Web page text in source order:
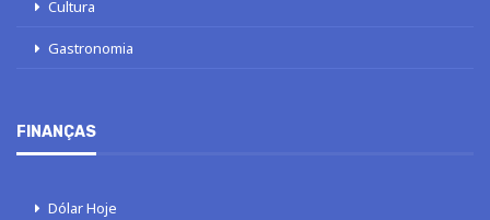
Cultura
Gastronomia
FINANÇAS
Dólar Hoje